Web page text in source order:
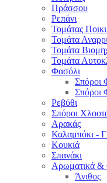
Πράσσου
Ρεπάνι
Τομάτας
Τομάτα
Τομάτα
Τομάτα
Φασόλι
Σπόροι
Σπόροι
Ρεβύθι
Σπόροι
Αρακάς
Καλαμπόκι -
Κουκιά
Σπανάκι
Αρωματικά &
Άνιθος